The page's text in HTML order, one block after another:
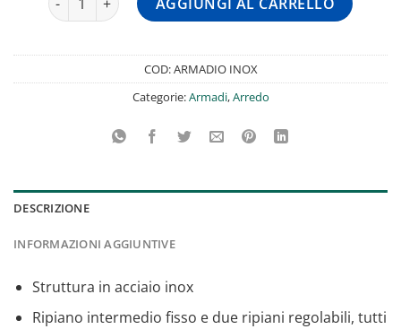
COD:ARMADIO INOX
Categorie:Armadi,Arredo
DESCRIZIONE
INFORMAZIONI AGGIUNTIVE
Struttura in acciaio inox
Ripiano intermedio fisso e due ripiani regolabili, tutti